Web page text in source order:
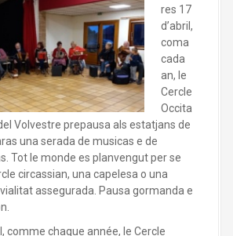
res 17
d’abril,
coma
cada
an, le
Cercle
Occita
Volvestre prepausa als estatjans de
una serada de musicas e de
Tot le monde es planvengut per se
circassian, una capelesa o una
assegurada. Pausa gormanda e
comme chaque année, le Cercle